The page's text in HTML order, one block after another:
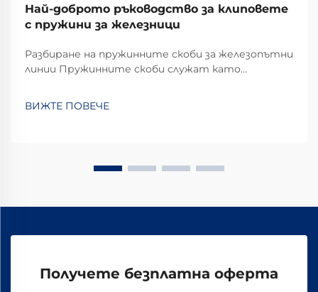
Най-доброто ръководство за клиповете
с пружини за железници
Разбиране на пружинните скоби за железопътни
линии Пружинните скоби служат като
системи по целия свят. Те осигуряват
ВИЖТЕ ПОВЕЧЕ
Получете безплатна оферта